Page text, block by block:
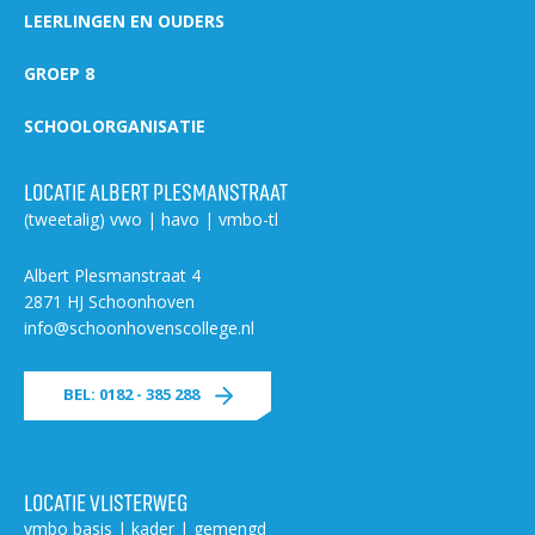
LEERLINGEN EN OUDERS
GROEP 8
SCHOOLORGANISATIE
LOCATIE ALBERT PLESMANSTRAAT
(tweetalig) vwo | havo | vmbo-tl
Albert Plesmanstraat 4
2871 HJ Schoonhoven
info@schoonhovenscollege.nl
BEL: 0182 - 385 288
LOCATIE VLISTERWEG
vmbo basis | kader | gemengd